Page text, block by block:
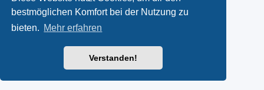
bestmöglichen Komfort bei der Nutzung zu
bieten. Mehr erfahren
Verstanden!